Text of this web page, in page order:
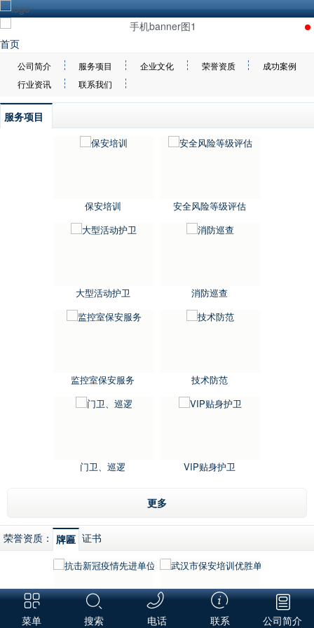
首页
公司简介 服务项目 企业文化 荣誉资质
成功案例
行业资讯
联系我们
服务项目
保安培训 安全风险等级评估
大型活动护卫 消防巡查
监控室保安服务 技术防范
门卫、巡逻 VIP贴身护卫
更多
荣誉资质： 牌匾 证书
菜单 搜索 电话 联系 公司简介